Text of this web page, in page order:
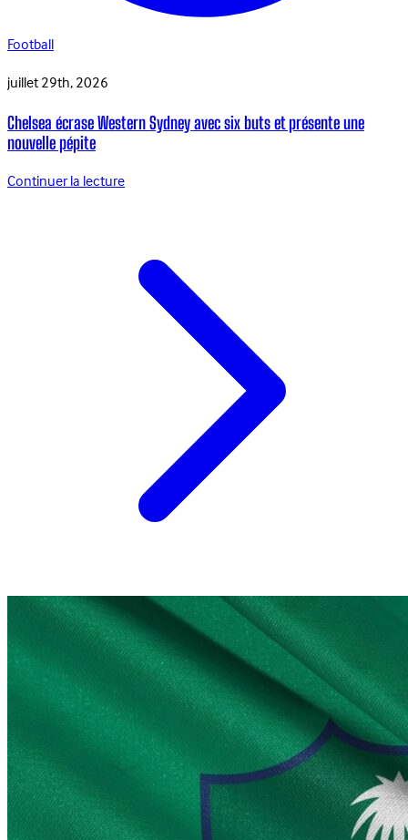
Football
juillet 29th, 2026
Chelsea écrase Western Sydney avec six buts et présente une
nouvelle pépite
Continuer la lecture